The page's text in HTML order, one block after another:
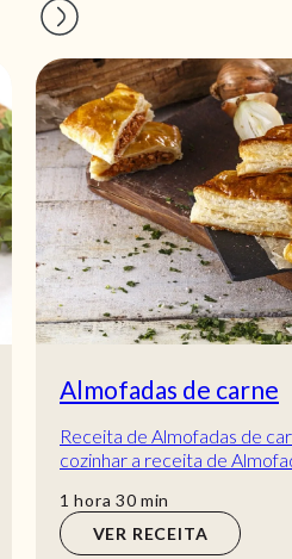
Almofadas de carne
Receita de Almofadas de
cozinhar a receita de
1 hora
hora 30min
min
VER RECEITA